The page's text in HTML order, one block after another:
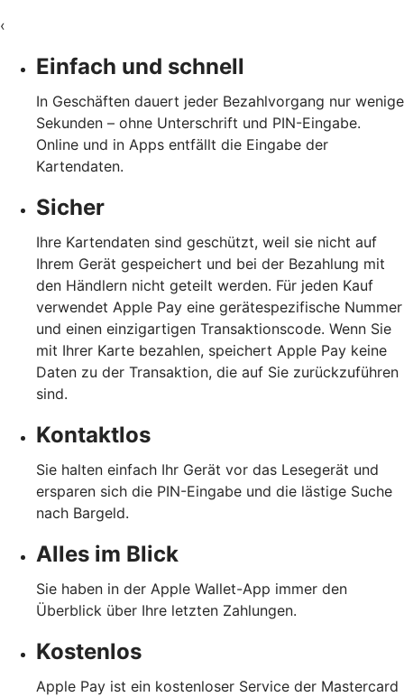
‹
Einfach und schnell
In Geschäften dauert jeder Bezahlvorgang nur wenige
Sekunden – ohne Unterschrift und PIN-Eingabe.
Online und in Apps entfällt die Eingabe der
Kartendaten.
Sicher
Ihre Kartendaten sind geschützt, weil sie nicht auf
Ihrem Gerät gespeichert und bei der Bezahlung mit
den Händlern nicht geteilt werden. Für jeden Kauf
verwendet Apple Pay eine gerätespezifische Nummer
und einen einzigartigen Transaktionscode. Wenn Sie
mit Ihrer Karte bezahlen, speichert Apple Pay keine
Daten zu der Transaktion, die auf Sie zurückzuführen
sind.
Kontaktlos
Sie halten einfach Ihr Gerät vor das Lesegerät und
ersparen sich die PIN-Eingabe und die lästige Suche
nach Bargeld.
Alles im Blick
Sie haben in der Apple Wallet-App immer den
Überblick über Ihre letzten Zahlungen.
Kostenlos
Apple Pay ist ein kostenloser Service der Mastercard